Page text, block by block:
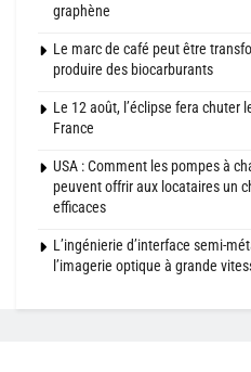
graphène
Le marc de café peut être
produire des biocarburants
Le 12 août, l’éclipse fera chuter
France
USA : Comment les pompes à
peuvent offrir aux locataires un
efficaces
L’ingénierie d’interface semi-
l’imagerie optique à grande